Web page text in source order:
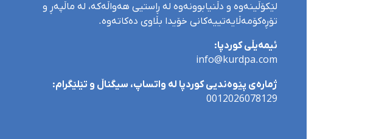
لێکۆڵینەوە و دڵنیابوونەوە لە ڕاستیی هەواڵەکە، لە ماڵپەڕ و
تۆڕەکۆمەڵایەتییەکانی خۆیدا بڵاوی دەکاتەوە.
ئیمەیڵی کوردپا:
info@kurdpa.com
ژمارەی پێوەندیی کوردپا لە واتساپ، سیگناڵ و تێلێگرام:
0012026078129